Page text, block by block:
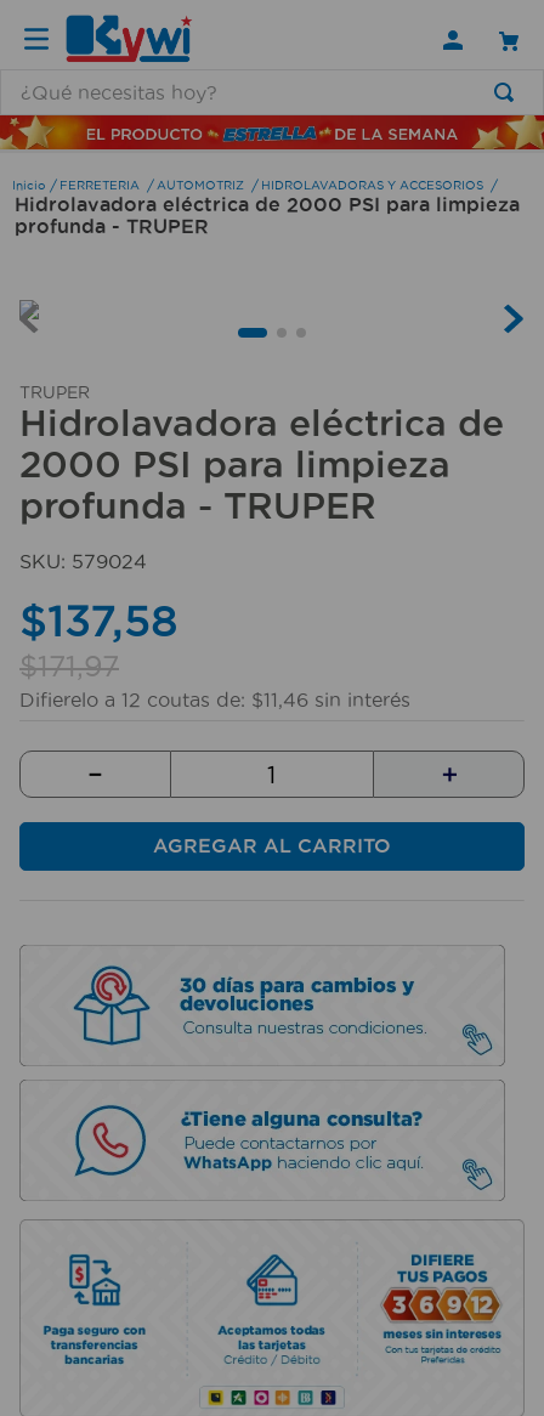
FERRETERIA AUTOMOTRIZ HIDROLAVADORAS Y ACCESORIOS
Hidrolavadora eléctrica de 2000 PSI para limpieza
profunda - TRUPER
TRUPER
Hidrolavadora eléctrica de
2000 PSI para limpieza
profunda - TRUPER
SKU: 579024
$137,58
$171,97
Difierelo a 12 coutas de: $11,46 sin interés
＋
－
AGREGAR AL CARRITO
TÉRMINOS MÁS BUSCADOS
1 .
lamparas
2.
ducha
4.
6.
organizador
7.
aspiradora
8.
cerradura
9.
taladro
10. sillas